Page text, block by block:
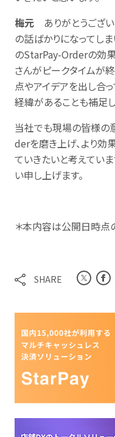
梅元 ありがとうござ
の話ばかりになってし
のStarPay-Orderの効
さんがピークタイムが
点やアイデアを出し合
経緯があることも補足
当社でも現場の皆様
derを磨き上げ、より効
ていきたいと考えていま
い申し上げます。
＊本内容は公開日時点
SHARE